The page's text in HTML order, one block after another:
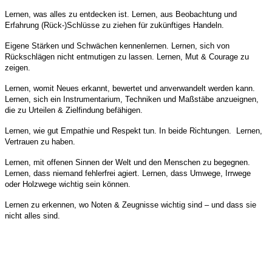
Lernen, was alles zu entdecken ist. Lernen, aus Beobachtung und
Erfahrung (Rück-)Schlüsse zu ziehen für zukünftiges Handeln.
Eigene Stärken und Schwächen kennenlernen. Lernen, sich von
Rückschlägen nicht entmutigen zu lassen. Lernen, Mut & Courage zu
zeigen.
Lernen, womit Neues erkannt, bewertet und anverwandelt werden kann.
Lernen, sich ein Instrumentarium, Techniken und Maßstäbe anzueignen,
die zu Urteilen & Zielfindung befähigen.
Lernen, wie gut Empathie und Respekt tun. In beide Richtungen. Lernen,
Vertrauen zu haben.
Lernen, mit offenen Sinnen der Welt und den Menschen zu begegnen.
Lernen, dass niemand fehlerfrei agiert. Lernen, dass Umwege, Irrwege
oder Holzwege wichtig sein können.
Lernen zu erkennen, wo Noten & Zeugnisse wichtig sind – und dass sie
nicht alles sind.